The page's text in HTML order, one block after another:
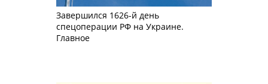
Завершился 1626-й день
спецоперации РФ на Украине.
Главное